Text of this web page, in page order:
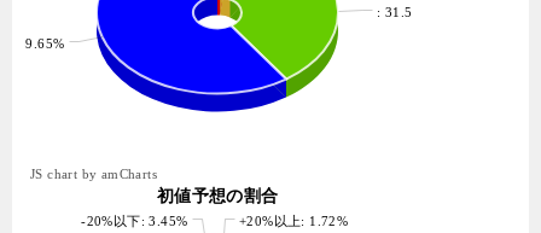
: 31.58%
: 59.65%
-20%以下: 3.45% +20%以上: 1.72%
初値予想の割合
JS chart by amCharts